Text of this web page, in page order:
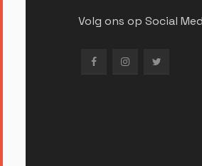
Volg ons op Social